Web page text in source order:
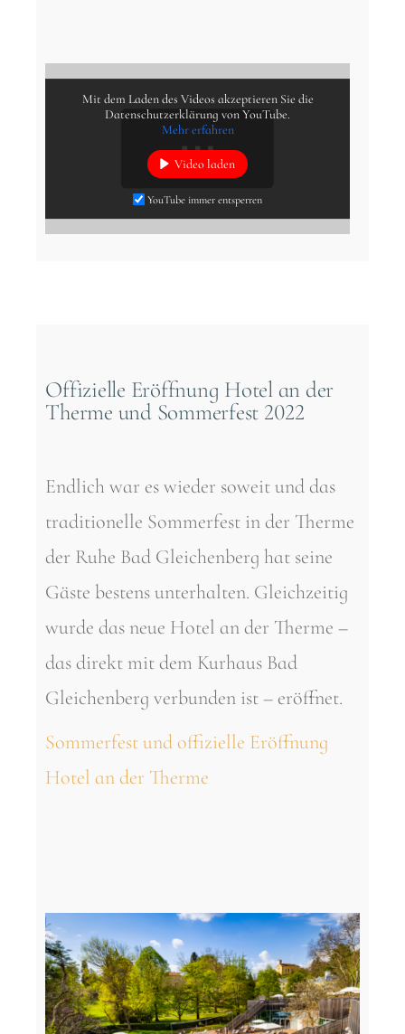
Mit dem Laden des Videos akzeptieren Sie die
Datenschutzerklärung von YouTube.
Mehr erfahren
Video laden
YouTube immer entsperren
Offizielle Eröffnung Hotel an der
Therme und Sommerfest 2022
Endlich war es wieder soweit und das
traditionelle Sommerfest in der Therme
der Ruhe Bad Gleichenberg hat seine
Gäste bestens unterhalten. Gleichzeitig
wurde das neue Hotel an der Therme –
das direkt mit dem Kurhaus Bad
Gleichenberg verbunden ist – eröffnet.
Sommerfest und offizielle Eröffnung
Hotel an der Therme